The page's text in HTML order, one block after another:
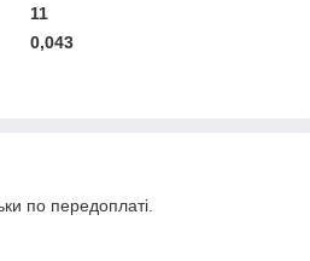
11
0,043
по передоплаті.